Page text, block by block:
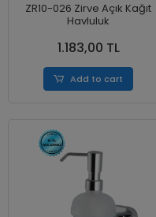
ZR10-026 Zirve Açık Kağıt
Havluluk
1.183,00 TL
Add to cart